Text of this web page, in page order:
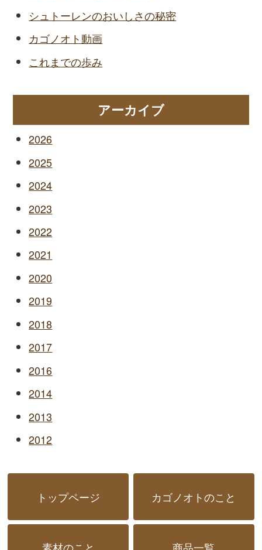
シュトーレンのおいしさの秘密
カゴノオト動画
これまでの歩み
アーカイブ
2026
2025
2024
2023
2022
2021
2020
2019
2018
2017
2016
2014
2013
2012
トップページ カゴノオトのこと